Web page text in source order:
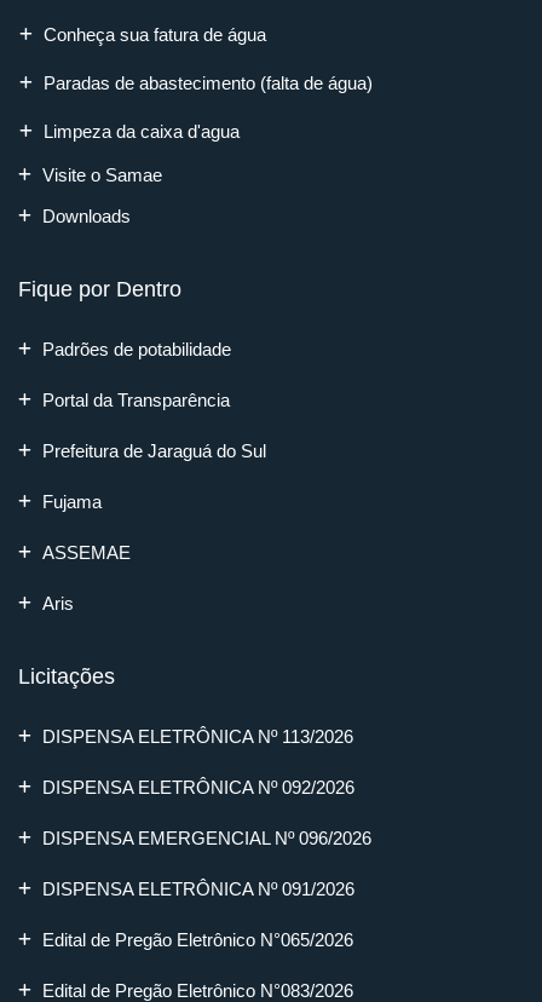
Conheça sua fatura de água
Paradas de abastecimento (falta de água)
Limpeza da caixa d'agua
Visite o Samae
Downloads
Fique por Dentro
Padrões de potabilidade
Portal da Transparência
Prefeitura de Jaraguá do Sul
Fujama
ASSEMAE
Aris
Licitações
DISPENSA ELETRÔNICA Nº 113/2026
DISPENSA ELETRÔNICA Nº 092/2026
DISPENSA EMERGENCIAL Nº 096/2026
DISPENSA ELETRÔNICA Nº 091/2026
Edital de Pregão Eletrônico N°065/2026
Edital de Pregão Eletrônico N°083/2026